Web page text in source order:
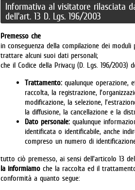
Informativa al visitatore rilasciata
dell’art. 13 D. Lgs. 196/2003
Premesso che
in conseguenza della compilazione dei
trattare alcuni suoi dati personali;
che il Codice della Privacy (D. Lgs. 196/
Trattamento: qualunque operazione,
raccolta, la registrazione,
modificazione, la selezione,
la diffusione, la cancellazione e la
Dato personale: qualunque
identificata o identificabile, anche
compreso un numero di
tutto ciò premesso, ai sensi dell'articolo 13
la informiamo che la raccolta ed il
conformità a quanto segue: